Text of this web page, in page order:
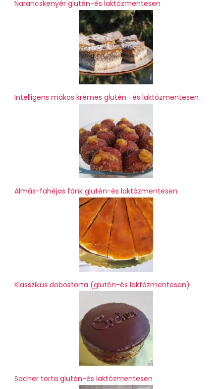
Narancskenyér glutén-és laktózmentesen
Intelligens mákos krémes glutén- és laktózmentesen
Almás-fahéjas fánk glutén-és laktózmentesen
Klasszikus dobostorta (glutén-és laktózmentesen)
Sacher torta glutén-és laktózmentesen